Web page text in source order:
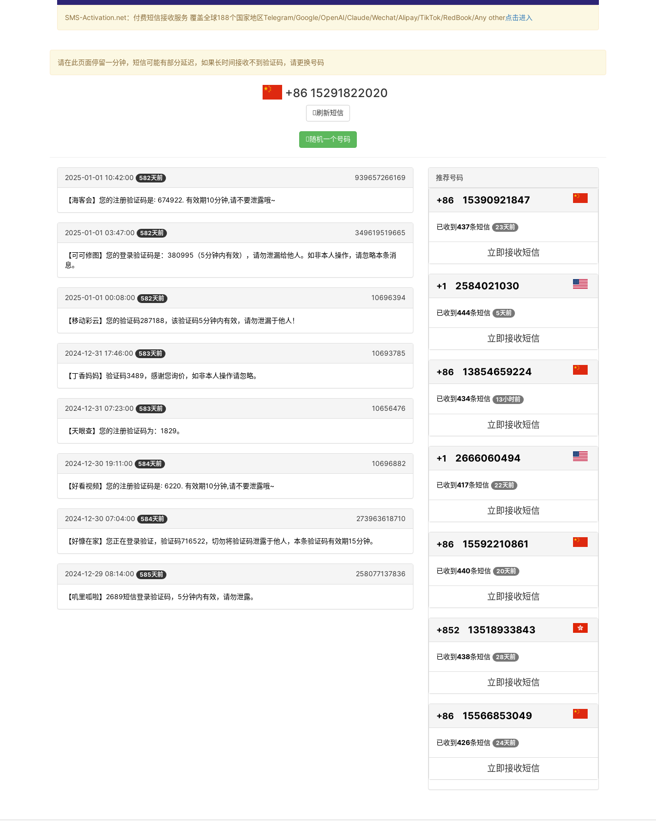
SMS-Activation.net：付费短信接收服务 覆盖全球188个国家地区Telegram/Google/OpenAI/Claude/Wechat/Alipay/TikTok/RedBook/Any other点击进入
请在此页面停留一分钟，短信可能有部分延迟，如果长时间接收不到验证码，请更换号码
+86 15291822020
刷新短信
随机一个号码
2025-01-01 10:42:00 582天前 939657266169
【海客会】您的注册验证码是: 674922. 有效期10分钟,请不要泄露哦~
2025-01-01 03:47:00 582天前 349619519665
【可可修图】您的登录验证码是：380995（5分钟内有效），请勿泄漏给他人。如非本人操作，请忽略本条消
息。
2025-01-01 00:08:00 582天前 10696394
【移动彩云】您的验证码287188，该验证码5分钟内有效，请勿泄漏于他人！
2024-12-31 17:46:00 583天前 10693785
【丁香妈妈】验证码3489，感谢您询价，如非本人操作请忽略。
2024-12-31 07:23:00 583天前 10656476
【天眼查】您的注册验证码为：1829。
2024-12-30 19:11:00 584天前 10696882
【好看视频】您的注册验证码是: 6220. 有效期10分钟,请不要泄露哦~
2024-12-30 07:04:00 584天前 273963618710
【好慷在家】您正在登录验证，验证码716522，切勿将验证码泄露于他人，本条验证码有效期15分钟。
2024-12-29 08:14:00 585天前 258077137836
【叽里呱啦】2689短信登录验证码，5分钟内有效，请勿泄露。
推荐号码
+86 15390921847
已收到437条短信 23天前
立即接收短信
+1 2584021030
已收到444条短信 5天前
立即接收短信
+86 13854659224
已收到434条短信 13小时前
立即接收短信
+1 2666060494
已收到417条短信 22天前
立即接收短信
+86 15592210861
已收到440条短信 20天前
立即接收短信
+852 13518933843
已收到438条短信 28天前
立即接收短信
+86 15566853049
已收到426条短信 24天前
立即接收短信